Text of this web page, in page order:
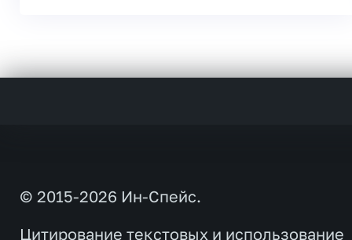
© 2015-2026 Ин-Спейс.
Цитирование текстовых и использование